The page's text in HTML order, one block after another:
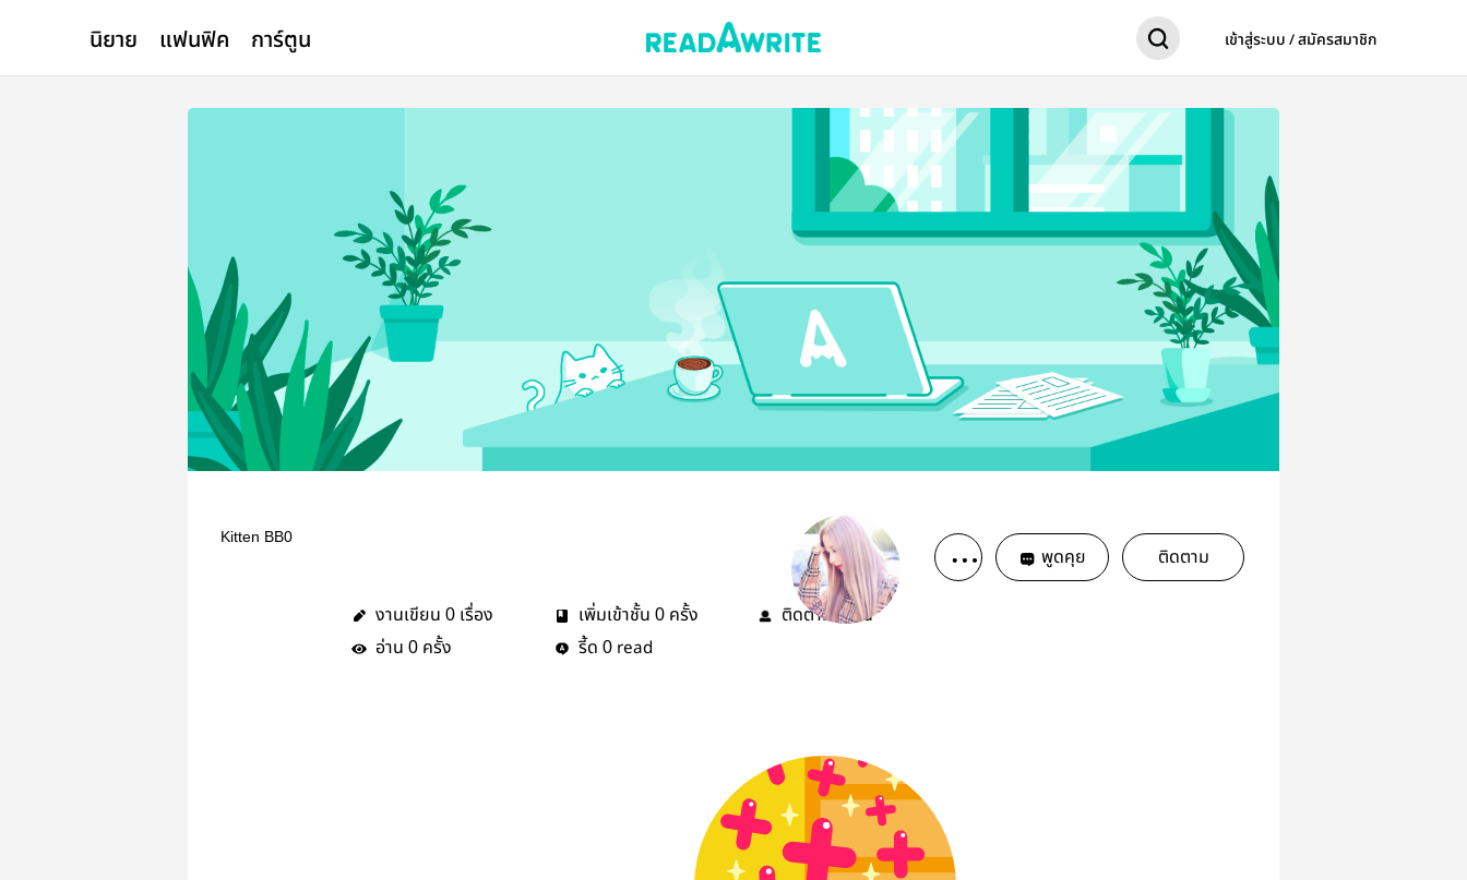
นิยาย แฟนฟิค การ์ตูน เข้าสู่ระบบ / สมัครสมาชิก
Kitten BB0
พูดคุย ติดตาม
งานเขียน 0 เรื่อง เพิ่มเข้าชั้น 0 ครั้ง ติดตาม0คน
อ่าน 0 ครั้ง รี้ด 0 read